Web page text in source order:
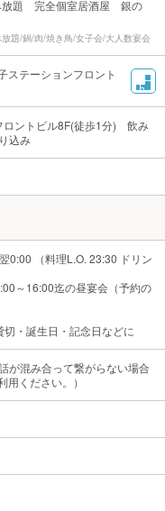
放題 完全個室居酒屋 銀の
題/鍋/肉/焼き鳥/女子会/大人数宴会
ステーションフロント
ロントビル8F(徒歩1分) 飲み
込み
0:00 （料理L.O. 23:30 ドリン
～16:00迄の昼宴会（予約の
・誕生日・記念日などに
が混み合って繋がらない場合
ください。）